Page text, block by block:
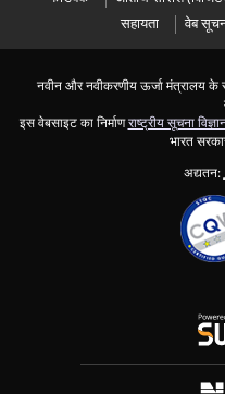
सहायता
वेब
नवीन और नवीकरणीय ऊर्जा मंत्रालय के
इस वेबसाइट का निर्माणराष्ट्रीय सूचना
भारत
अद्यतन: